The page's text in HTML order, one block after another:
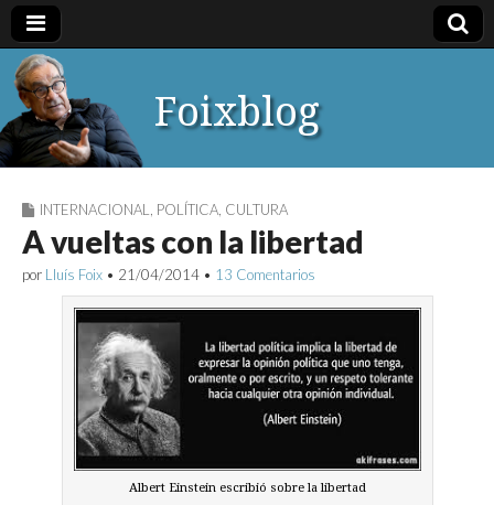
Foixblog
INTERNACIONAL POLÍTICA CULTURA
A vueltas con la libertad
por Lluís Foix • 21/04/2014 • 13 Comentarios
Albert Einstein escribió sobre la libertad